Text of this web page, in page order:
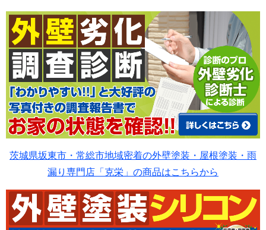
茨城県坂東市・常総市地域密着の外壁塗装・屋根塗装・雨
漏り専門店「克栄」の商品はこちらから